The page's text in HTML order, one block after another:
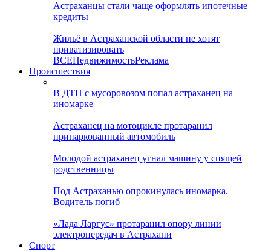
Астраханцы стали чаще оформлять ипотечные
кредиты
Жильё в Астраханской области не хотят
приватизировать
ВСЕНедвижимостьРеклама
Происшествия
В ДТП с мусоровозом попал астраханец на
иномарке
Астраханец на мотоцикле протаранил
припаркованный автомобиль
Молодой астраханец угнал машину у спящей
родственницы
Под Астраханью опрокинулась иномарка.
Водитель погиб
«Лада Ларгус» протаранил опору линии
электропередач в Астрахани
Спорт